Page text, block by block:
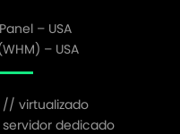
– USA
– USA
// virtualizado
dedicado